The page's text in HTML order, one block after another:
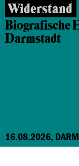
Widerstand
Biografische
Darmstadt
16.08.2026,